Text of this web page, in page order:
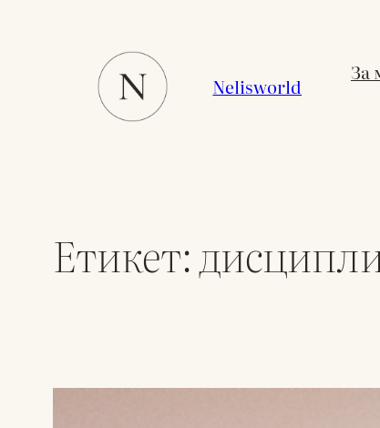
съдържанието
Nelisworld
За
Етикет: